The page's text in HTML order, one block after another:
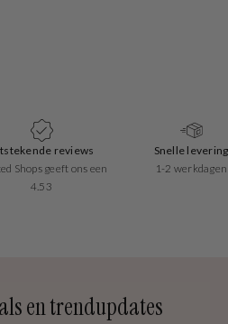
reviews
Shops geeft ons een
4.53
Snelle levering
1-2 werkdagen
en trendupdates